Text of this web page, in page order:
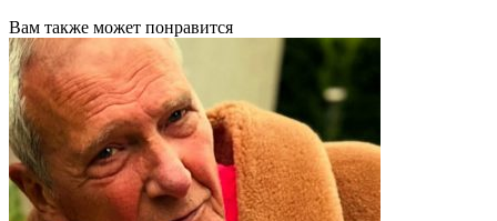
Вам также может понравится